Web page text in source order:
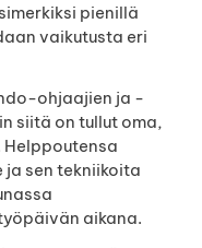
pienillä
vaikutusta eri
ohjaajien ja -
siitä on tullut oma,
ja sen tekniikoita
aikana.